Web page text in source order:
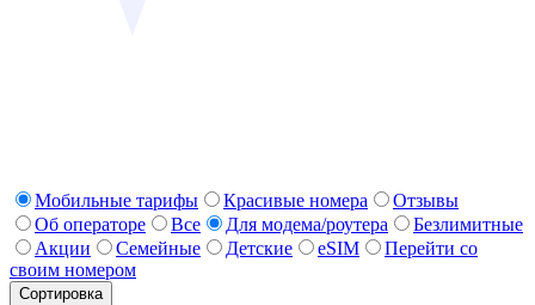
Мобильные тарифы Красивые номера
Отзывы
Об операторе
Все Для модема/роутера
Безлимитные
Акции
Семейные Детские eSIM
Перейти со
своим номером
Сортировка